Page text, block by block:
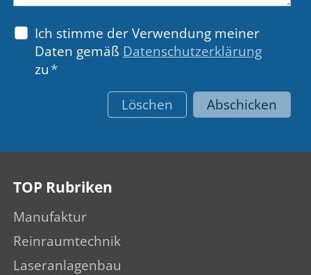
Ich stimme der Verwendung meiner
Daten gemäß Datenschutzerklärung
zu*
Löschen
Abschicken
TOP Rubriken
Manufaktur
Reinraumtechnik
Laseranlagenbau